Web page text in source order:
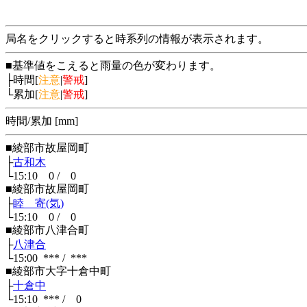
局名をクリックすると時系列の情報が表示されます。
■基準値をこえると雨量の色が変わります。
├時間[注意|警戒]
└累加[注意|警戒]
時間/累加 [mm]
■綾部市故屋岡町
├古和木
└15:10 0 / 0
■綾部市故屋岡町
├睦 寄(気)
└15:10 0 / 0
■綾部市八津合町
├八津合
└15:00 *** / ***
■綾部市大字十倉中町
├十倉中
└15:10 *** / 0